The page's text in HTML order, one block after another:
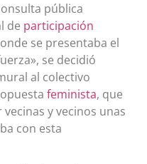
pública
de participación
se presentaba el
se decidió
al colectivo
feminista, que
vecinas y vecinos unas
con esta